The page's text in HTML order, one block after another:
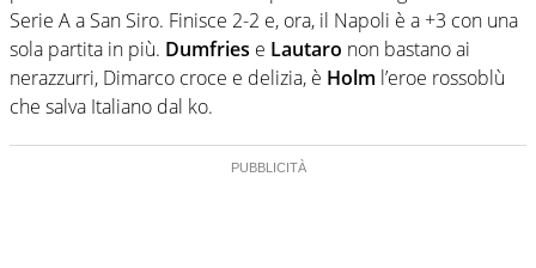
Serie A a San Siro. Finisce 2-2 e, ora, il Napoli è a +3 con una
sola partita in più. Dumfries e Lautaro non bastano ai
nerazzurri, Dimarco croce e delizia, è Holm l’eroe rossoblù
che salva Italiano dal ko.